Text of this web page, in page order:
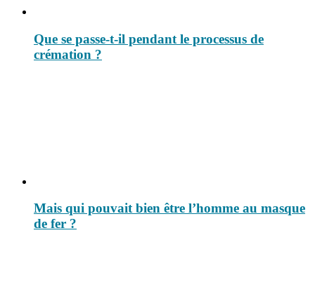
Que se passe-t-il pendant le processus de
crémation ?
Mais qui pouvait bien être l’homme au masque
de fer ?